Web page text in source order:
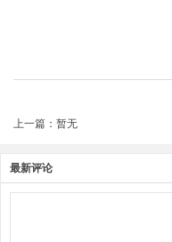
上一篇：暂无
最新评论